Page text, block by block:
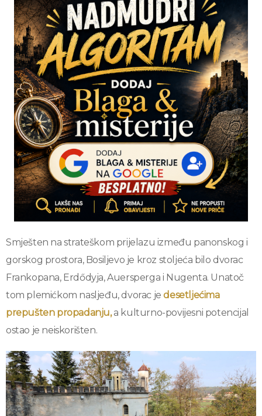
Smješten na strateškom prijelazu između panonskog i
gorskog prostora, Bosiljevo je kroz stoljeća bilo dvorac
Frankopana, Erdődyja, Auersperga i Nugenta. Unatoč
tom plemićkom nasljeđu, dvorac jedesetljećima
prepušten propadanju,a kulturno-povijesni potencijal
ostao je neiskorišten.